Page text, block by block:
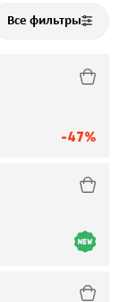
Все фильтры
-47%